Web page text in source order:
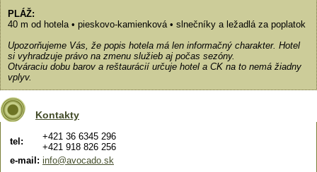
PLÁŽ:
40 m od hotela • pieskovo-kamienková • slnečníky a ležadlá za poplatok
Upozorňujeme Vás, že popis hotela má len informačný charakter. Hotel
si vyhradzuje právo na zmenu služieb aj počas sezóny.
Otváraciu dobu barov a reštaurácií určuje hotel a CK na to nemá žiadny
vplyv.
Kontakty
tel:
+421 36 6345 296
+421 918 826 256
e-mail: info@avocado.sk